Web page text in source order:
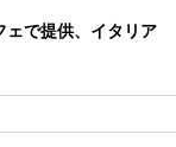
で提供、イタリア